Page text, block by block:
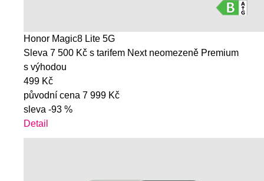
Honor Magic8 Lite 5G
Sleva 7 500 Kč s tarifem Next neomezeně Premium
s výhodou
499 Kč
původní cena 7 999 Kč
sleva -93 %
Detail